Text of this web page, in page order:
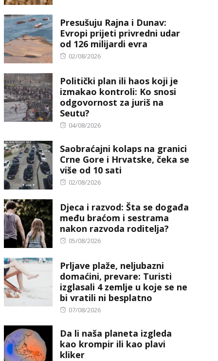
Presušuju Rajna i Dunav:
Evropi prijeti privredni udar
od 126 milijardi evra
Posted
02/08/2026
Politički plan ili haos koji je
izmakao kontroli: Ko snosi
odgovornost za juriš na
Seutu?
Posted
04/08/2026
Saobraćajni kolaps na granici
Crne Gore i Hrvatske, čeka se
više od 10 sati
Posted
02/08/2026
Djeca i razvod: Šta se događa
među braćom i sestrama
nakon razvoda roditelja?
Posted
05/08/2026
Prljave plaže, neljubazni
domaćini, prevare: Turisti
izglasali 4 zemlje u koje se ne
bi vratili ni besplatno
Posted
07/08/2026
Da li naša planeta izgleda
kao krompir ili kao plavi
kliker